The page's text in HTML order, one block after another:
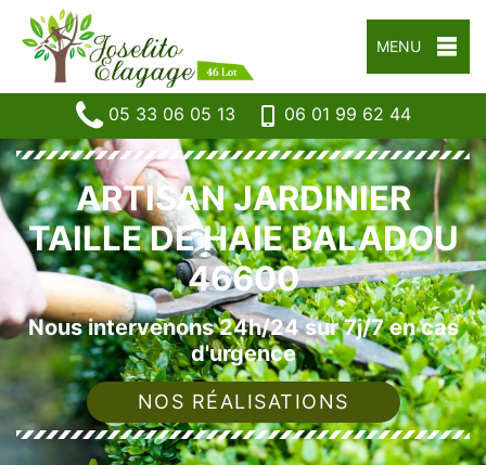
MENU
05 33 06 05 13 06 01 99 62 44
ARTISAN JARDINIER
TAILLE DE HAIE BALADOU
46600
Nous intervenons 24h/24 sur 7j/7 en cas
d'urgence
NOS RÉALISATIONS